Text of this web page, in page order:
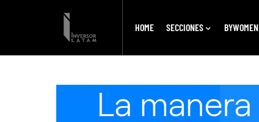
HOME SECCIONES BYWOMEN